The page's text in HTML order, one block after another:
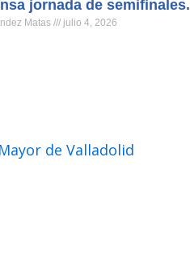
jornada de semifinales.
Matas julio 4, 2026